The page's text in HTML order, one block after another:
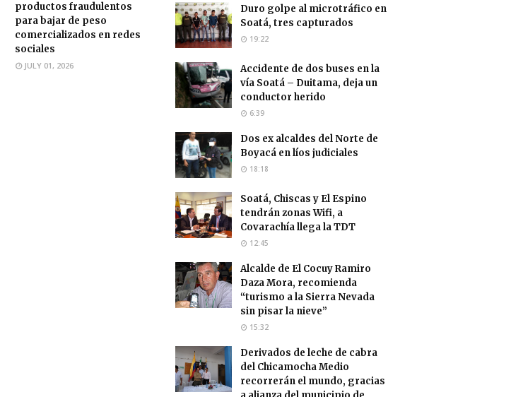
productos fraudulentos
para bajar de peso
comercializados en redes
sociales
JULY 01, 2026
Duro golpe al microtráfico en
Soatá, tres capturados
19:22
Accidente de dos buses en la
vía Soatá – Duitama, deja un
conductor herido
6:39
Dos ex alcaldes del Norte de
Boyacá en líos judiciales
18:18
Soatá, Chiscas y El Espino
tendrán zonas Wifi, a
Covarachía llega la TDT
12:45
Alcalde de El Cocuy Ramiro
Daza Mora, recomienda
“turismo a la Sierra Nevada
sin pisar la nieve”
15:32
Derivados de leche de cabra
del Chicamocha Medio
recorrerán el mundo, gracias